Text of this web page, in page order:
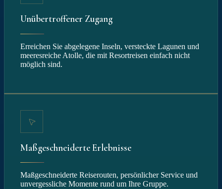
Unübertroffener Zugang
Erreichen Sie abgelegene Inseln, versteckte Lagunen und
meeresreiche Atolle, die mit Resortreisen einfach nicht
möglich sind.
Maßgeschneiderte Erlebnisse
Maßgeschneiderte Reiserouten, persönlicher Service und
unvergessliche Momente rund um Ihre Gruppe.